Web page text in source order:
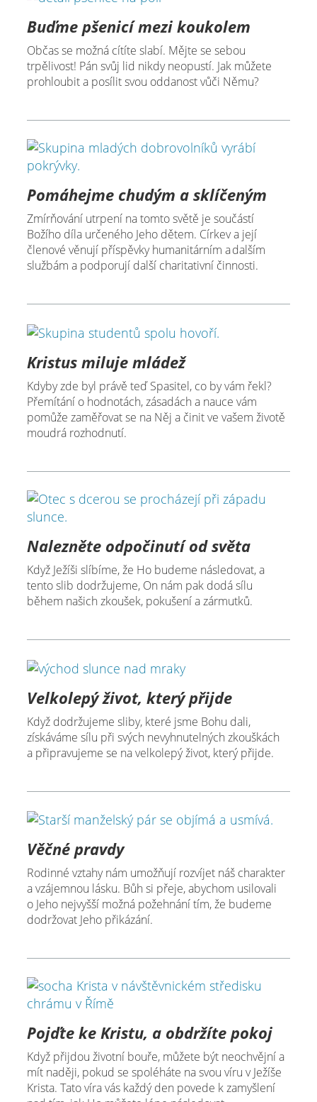
Buďme pšenicí mezi koukolem
Občas se možná cítíte slabí. Mějte se sebou
trpělivost! Pán svůj lid nikdy neopustí. Jak můžete
prohloubit a posílit svou oddanost vůči Němu?
Pomáhejme chudým a sklíčeným
Zmírňování utrpení na tomto světě je součástí
Božího díla určeného Jeho dětem. Církev a její
členové věnují příspěvky humanitárním a dalším
službám a podporují další charitativní činnosti.
Kristus miluje mládež
Kdyby zde byl právě teď Spasitel, co by vám řekl?
Přemítání o hodnotách, zásadách a nauce vám
pomůže zaměřovat se na Něj a činit ve vašem životě
moudrá rozhodnutí.
Nalezněte odpočinutí od světa
Když Ježíši slíbíme, že Ho budeme následovat, a
tento slib dodržujeme, On nám pak dodá sílu
během našich zkoušek, pokušení a zármutků.
Velkolepý život, který přijde
Když dodržujeme sliby, které jsme Bohu dali,
získáváme sílu při svých nevyhnutelných zkouškách
a připravujeme se na velkolepý život, který přijde.
Věčné pravdy
Rodinné vztahy nám umožňují rozvíjet náš charakter
a vzájemnou lásku. Bůh si přeje, abychom usilovali
o Jeho nejvyšší možná požehnání tím, že budeme
dodržovat Jeho přikázání.
Pojďte ke Kristu, a obdržíte pokoj
Když přijdou životní bouře, můžete být neochvějní a
mít naději, pokud se spoléháte na svou víru v Ježíše
Krista. Tato víra vás každý den povede k zamyšlení